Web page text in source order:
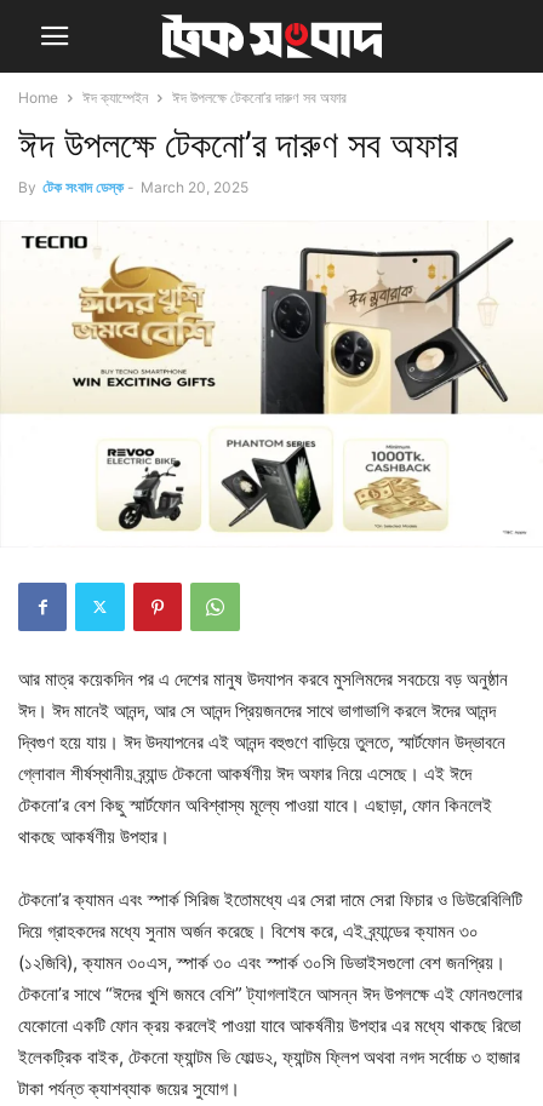
Home ঈদ ক্যাম্পেইন ঈদ উপলক্ষে টেকনো’র দারুণ সব অফার
ঈদ উপলক্ষে টেকনো’র দারুণ সব অফার
By টেক সংবাদ ডেস্ক - March 20, 2025
আর মাত্র কয়েকদিন পর এ দেশের মানুষ উদযাপন করবে মুসলিমদের সবচেয়ে বড় অনুষ্ঠান
ঈদ। ঈদ মানেই আনন্দ, আর সে আনন্দ প্রিয়জনদের সাথে ভাগাভাগি করলে ঈদের আনন্দ
দ্বিগুণ হয়ে যায়। ঈদ উদযাপনের এই আনন্দ বহুগুণে বাড়িয়ে তুলতে, স্মার্টফোন উদ্ভাবনে
গ্লোবাল শীর্ষস্থানীয় ব্র্যান্ড টেকনো আকর্ষণীয় ঈদ অফার নিয়ে এসেছে। এই ঈদে
টেকনো’র বেশ কিছু স্মার্টফোন অবিশ্বাস্য মূল্যে পাওয়া যাবে। এছাড়া, ফোন কিনলেই
থাকছে আকর্ষণীয় উপহার।
টেকনো’র ক্যামন এবং স্পার্ক সিরিজ ইতোমধ্যে এর সেরা দামে সেরা ফিচার ও ডিউরেবিলিটি
দিয়ে গ্রাহকদের মধ্যে সুনাম অর্জন করেছে। বিশেষ করে, এই ব্র্যান্ডের ক্যামন ৩০
(১২জিবি), ক্যামন ৩০এস, স্পার্ক ৩০ এবং স্পার্ক ৩০সি ডিভাইসগুলো বেশ জনপ্রিয়।
টেকনো’র সাথে “ঈদের খুশি জমবে বেশি” ট্যাগলাইনে আসন্ন ঈদ উপলক্ষে এই ফোনগুলোর
যেকোনো একটি ফোন ক্রয় করলেই পাওয়া যাবে আকর্ষনীয় উপহার এর মধ্যে থাকছে রিভো
ইলেকট্রিক বাইক, টেকনো ফ্যান্টম ভি ফোল্ড২, ফ্যান্টম ফ্লিপ অথবা নগদ সর্বোচ্চ ৩ হাজার
টাকা পর্যন্ত ক্যাশব্যাক জয়ের সুযোগ।